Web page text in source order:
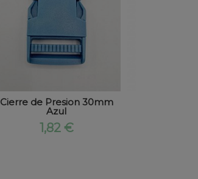
Cierre de Presion 30mm
Azul
1,82 €